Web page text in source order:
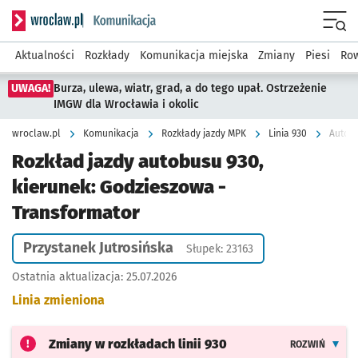
Serwis informacyjny wroclaw.pl podserwis: Komunikacja
Aktualności Rozkłady Komunikacja miejska Zmiany Piesi
UWAGA! Burza, ulewa, wiatr, grad, a do tego upał. Ostrzeżenie
IMGW dla Wrocławia i okolic
wroclaw.pl Komunikacja Rozkłady jazdy MPK Linia 930
Rozkład jazdy autobusu 930,
kierunek: Godzieszowa -
Transformator
Przystanek Jutrosińska Słupek: 23163
Ostatnia aktualizacja: 25.07.2026
Linia zmieniona
Zmiany w rozkładach linii 930 ROZWIŃ